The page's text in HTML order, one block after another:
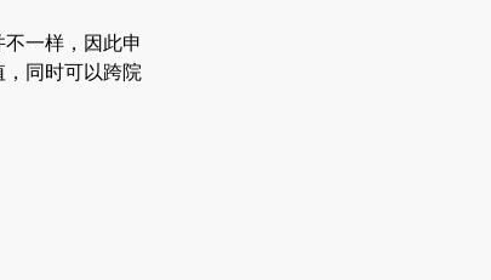
一样，因此申
同时可以跨院